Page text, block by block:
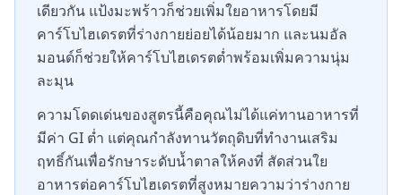
เดียวกัน แป้งมะพร้าวก็ช่วยเพิ่มใยอาหารโดยมี
คาร์โบไฮเดรตที่ร่างกายย่อยได้น้อยมาก และนมอัล
มอนด์ก็ช่วยให้คาร์โบไฮเดรตต่ำพร้อมเพิ่มความนุ่ม
ละมุน
ความโดดเด่นของสูตรนี้คือคุณไม่ได้แค่ทานอาหารที่
มีค่า GI ต่ำ แต่คุณกำลังทานวัตถุดิบที่ทำงานเสริม
ฤทธิ์กันเพื่อรักษาระดับน้ำตาลให้คงที่ สัดส่วนใย
อาหารต่อคาร์โบไฮเดรตที่สูงหมายความว่าร่างกาย